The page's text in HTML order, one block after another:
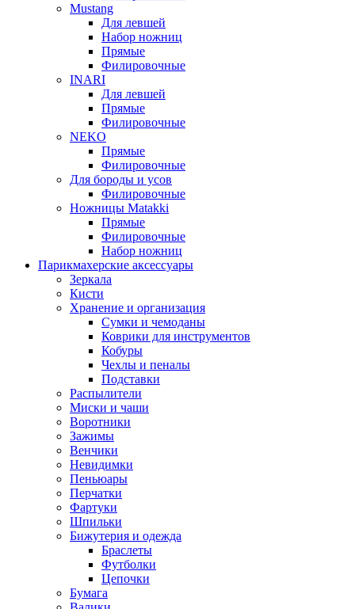
Mustang
Для левшей
Набор ножниц
Прямые
Филировочные
INARI
Для левшей
Прямые
Филировочные
NEKO
Прямые
Филировочные
Для бороды и усов
Филировочные
Ножницы Matakki
Прямые
Филировочные
Набор ножниц
Парикмахерские аксессуары
Зеркала
Кисти
Хранение и организация
Сумки и чемоданы
Коврики для инструментов
Кобуры
Чехлы и пеналы
Подставки
Распылители
Миски и чаши
Воротники
Зажимы
Венчики
Невидимки
Пеньюары
Перчатки
Фартуки
Шпильки
Бижутерия и одежда
Браслеты
Футболки
Цепочки
Бумага